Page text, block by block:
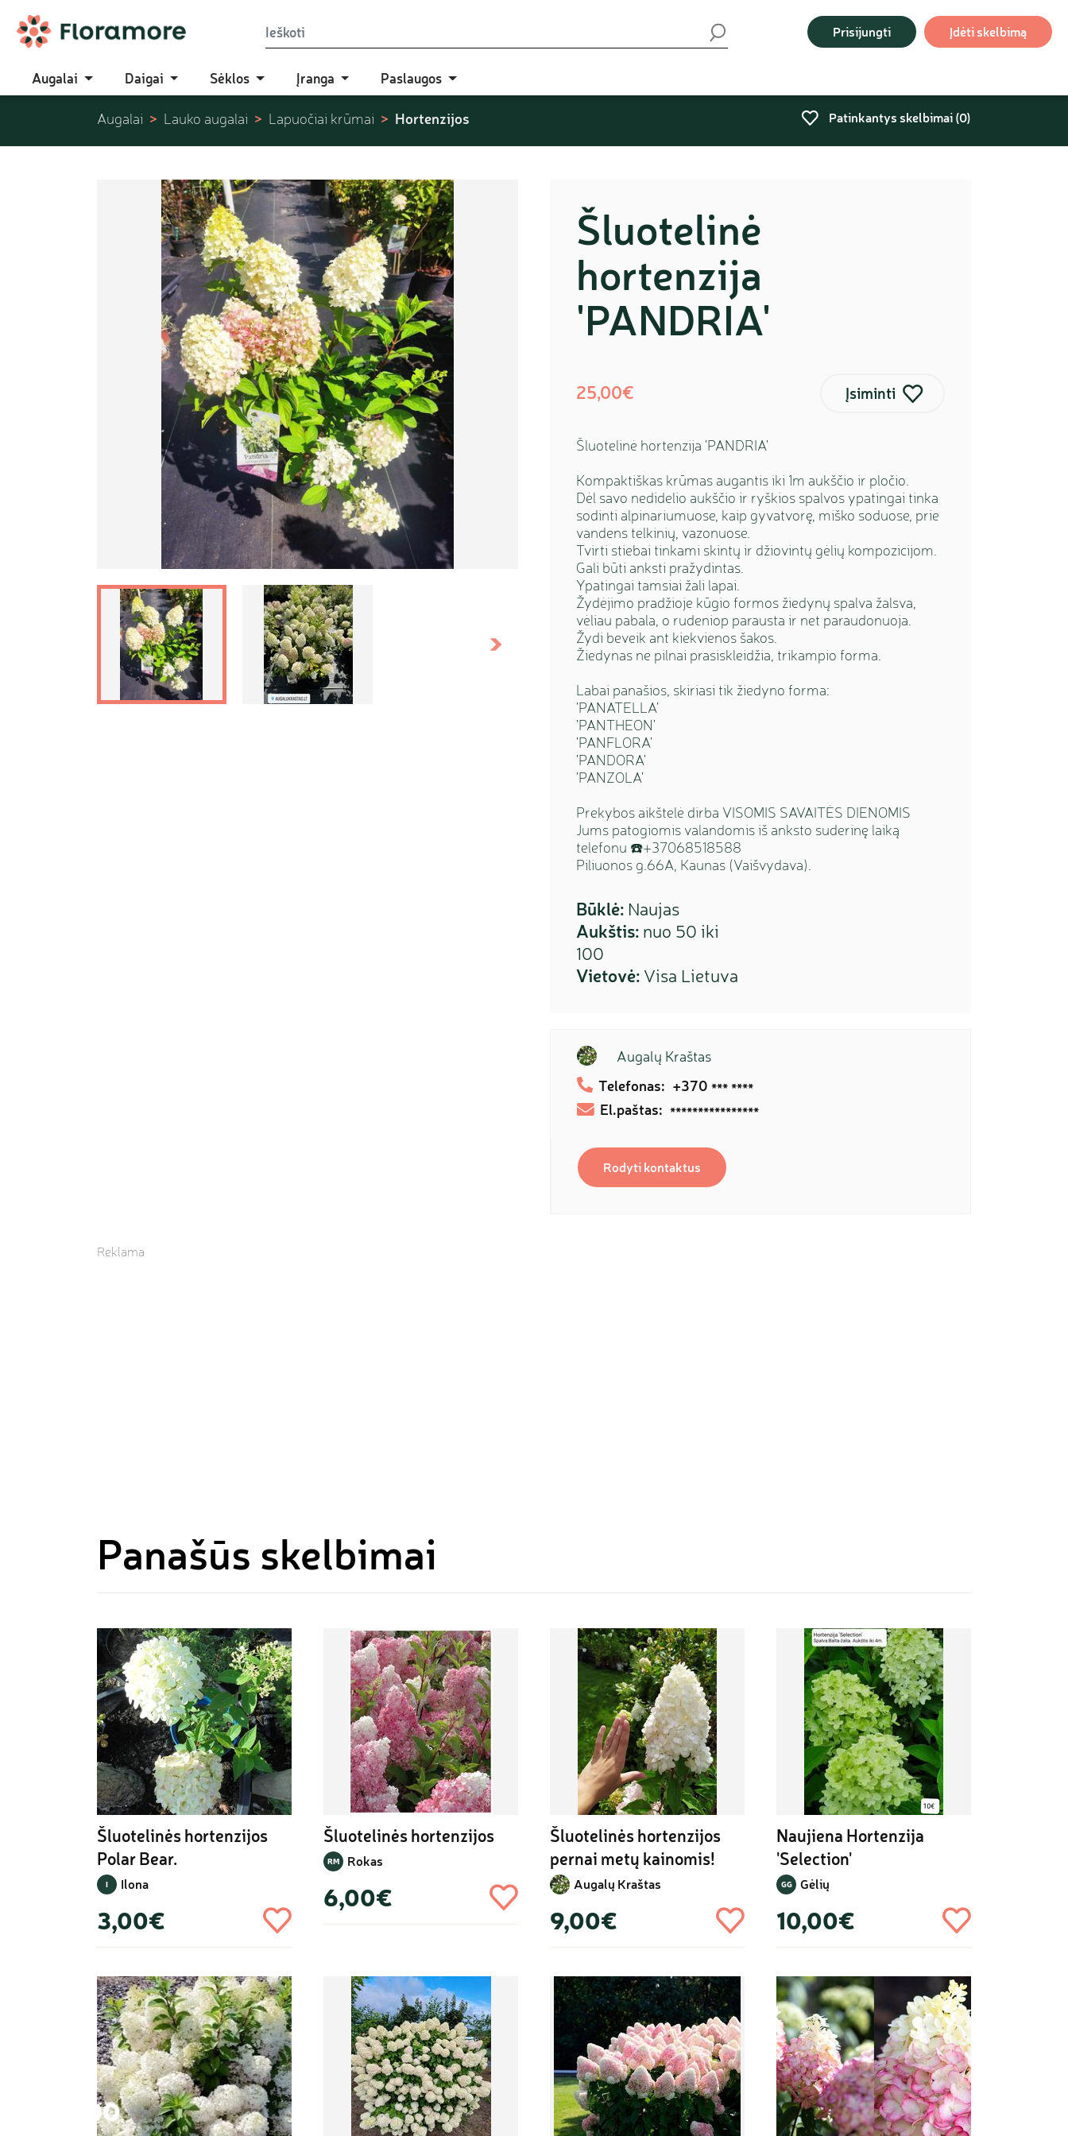
Augalai Daigai Sėklos Įranga Paslaugos
Prisijungti Įdėti skelbimą
Augalai Lauko augalai Lapuočiai krūmai Hortenzijos Patinkantys skelbimai (0)
Ankstesnis Sekantis
Šluotelinė
hortenzija
'PANDRIA'
25,00€ Įsiminti
Šluotelinė hortenzija 'PANDRIA'
Kompaktiškas krūmas augantis iki 1m aukščio ir pločio.
Dėl savo nedidelio aukščio ir ryškios spalvos ypatingai tinka
sodinti alpinariumuose, kaip gyvatvorę, miško soduose, prie
vandens telkinių, vazonuose.
Tvirti stiebai tinkami skintų ir džiovintų gėlių kompozicijom.
Gali būti anksti pražydintas.
Ypatingai tamsiai žali lapai.
Žydėjimo pradžioje kūgio formos žiedynų spalva žalsva,
vėliau pabala, o rudeniop parausta ir net paraudonuoja.
Žydi beveik ant kiekvienos šakos.
Žiedynas ne pilnai prasiskleidžia, trikampio forma.
Labai panašios, skiriasi tik žiedyno forma:
'PANATELLA'
'PANTHEON'
'PANFLORA'
'PANDORA'
'PANZOLA'
Prekybos aikštelė dirba VISOMIS SAVAITĖS DIENOMIS
Jums patogiomis valandomis iš anksto suderinę laiką
telefonu ☎️+37068518588
Piliuonos g.66A, Kaunas (Vaišvydava).
Būklė: Naujas
Aukštis: nuo 50 iki
100
Vietovė: Visa Lietuva
Augalų Kraštas
Telefonas: +370 *** ****
El.paštas: ****************
Rodyti kontaktus
Reklama
Panašūs skelbimai
Šluotelinės hortenzijos
Polar Bear.
I Ilona
3,00€
Šluotelinės hortenzijos
RM Rokas
6,00€
Šluotelinės hortenzijos
pernai metų kainomis!
Augalų Kraštas
9,00€
Naujiena Hortenzija
'Selection'
GG Gėlių
10,00€